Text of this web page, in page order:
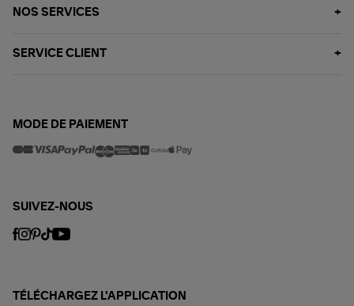
NOS SERVICES
SERVICE CLIENT
MODE DE PAIEMENT
SUIVEZ-NOUS
TÉLÉCHARGEZ L'APPLICATION